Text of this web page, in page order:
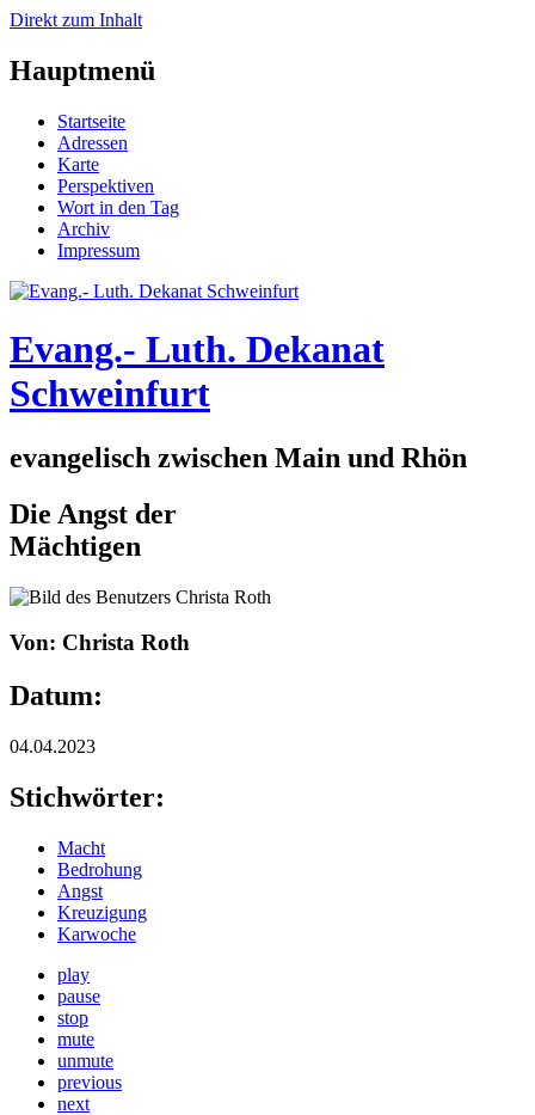
Direkt zum Inhalt
Hauptmenü
Startseite
Adressen
Karte
Perspektiven
Wort in den Tag
Archiv
Impressum
Evang.- Luth. Dekanat
Schweinfurt
evangelisch zwischen Main und Rhön
Die Angst der
Mächtigen
Von: Christa Roth
Datum:
04.04.2023
Stichwörter:
Macht
Bedrohung
Angst
Kreuzigung
Karwoche
play
pause
stop
mute
unmute
previous
next